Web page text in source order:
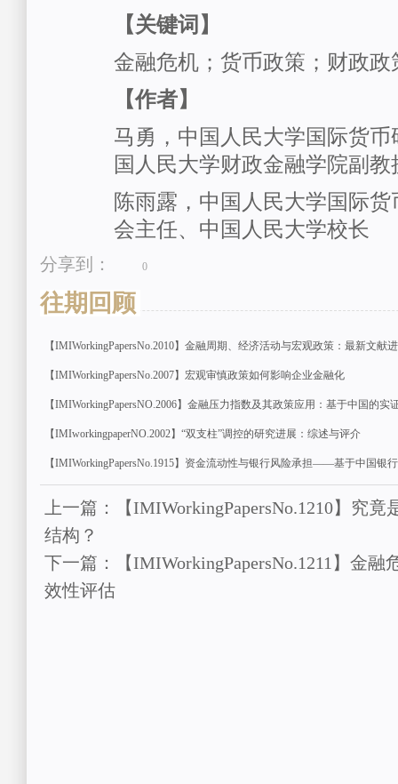
【关键词】
金融危机；货币政策；财政政
【作者】
马勇，中国人民大学国际货
国人民大学财政金融学院副教
陈雨露，中国人民大学国际
会主任、中国人民大学校长
分享到： 0
往期回顾
【IMIWorkingPapersNo.2010】金融周期、经济活动与宏观政策：最新文献
【IMIWorkingPapersNo.2007】宏观审慎政策如何影响企业金融化
【IMIWorkingPapersNO.2006】金融压力指数及其政策应用：基于中国的实
【IMIworkingpaperNO.2002】“双支柱”调控的研究进展：综述与评介
【IMIWorkingPapersNo.1915】资金流动性与银行风险承担——基于中国银
上一篇：【IMIWorkingPapersNo.1210】究
结构？
下一篇：【IMIWorkingPapersNo.1211】金
效性评估